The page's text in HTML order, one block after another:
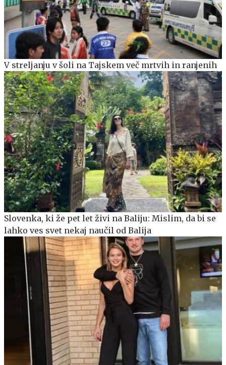
V streljanju v šoli na Tajskem več mrtvih in ranjenih
Slovenka, ki že pet let živi na Baliju: Mislim, da bi se
lahko ves svet nekaj naučil od Balija